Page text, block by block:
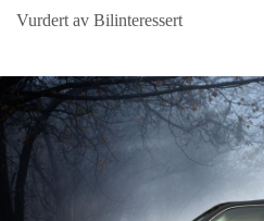
Vurdert av Bilinteressert